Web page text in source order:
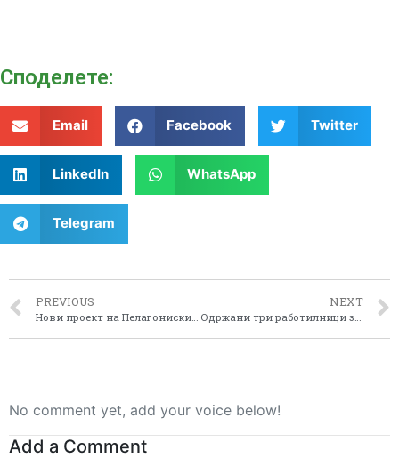
Споделeте:
Email Facebook Twitter
LinkedIn WhatsApp
Telegram
PREVIOUS NEXT
No comment yet, add your voice below!
Add a Comment